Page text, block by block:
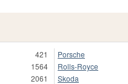
421
1564
2061
Porsche
Rolls-Royce
Skoda